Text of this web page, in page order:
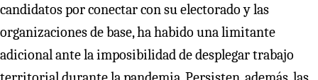
candidatos por conectar con su electorado y las
organizaciones de base, ha habido una limitante
adicional ante la imposibilidad de desplegar trabajo